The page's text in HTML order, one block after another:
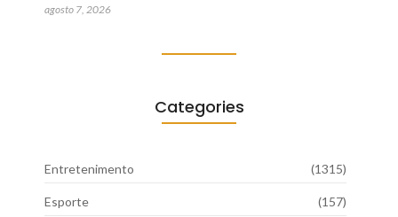
agosto 7, 2026
Categories
Entretenimento (1315)
Esporte (157)